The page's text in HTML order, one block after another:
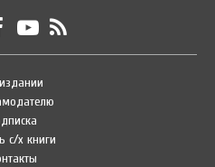
с/х книги